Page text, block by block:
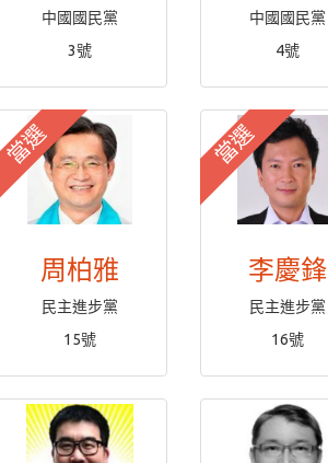
中國國民黨
3號
中國國民黨
4號
當選
周柏雅
民主進步黨
15號
當選
李慶鋒
民主進步黨
16號